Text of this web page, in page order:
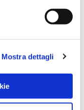
Mostra dettagli